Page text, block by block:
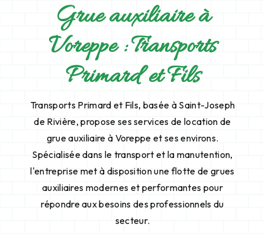
Grue auxiliaire à
Voreppe : Transports
Primard et Fils
Transports Primard et Fils, basée à Saint-Joseph
de Rivière, propose ses services de location de
grue auxiliaire à Voreppe et ses environs.
Spécialisée dans le transport et la manutention,
l'entreprise met à disposition une flotte de grues
auxiliaires modernes et performantes pour
répondre aux besoins des professionnels du
secteur.